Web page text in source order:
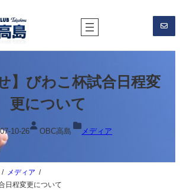
】びわこ杯試合日程変
更について
10-26 OBC高島 メディア
メディア
日程変更について